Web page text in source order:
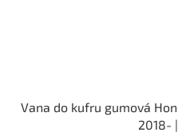
Vana do kufru gumová
2018-